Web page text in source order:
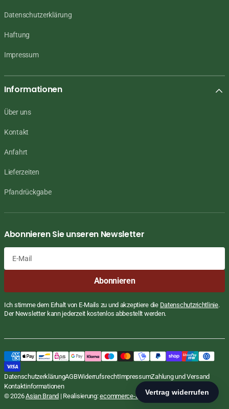
Thailändische Currypaste Masman,
inkl. MwSt., zzgl.Versand
Regulärer
Preis
€0,85
EUR
KG
In den Warenkorb
Datenschutzerklärung
Haftung
Impressum
Informationen
Über uns
Kontakt
Anfahrt
Lieferzeiten
Pfandrückgabe
Abonnieren Sie unseren Newsletter
Abonnieren
Ich stimme dem Erhalt von E-Mails zu und akzeptiere die Datenschutzrichtlinie.
Der Newsletter kann jederzeit kostenlos abbestellt werden.
DatenschutzerklärungAGBWiderrufsrechtImpressumZahlung und Versand
Kontaktinformationen
© 2026Asian Brand | Realisierung:ecommerce-agentur.net